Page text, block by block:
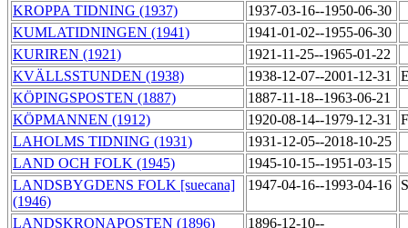
KROPPA TIDNING (1937)
1937-03-16--1950-06-30
KUMLATIDNINGEN (1941)
1941-01-02--1955-06-30
KURIREN (1921)
1921-11-25--1965-01-22
KVÄLLSSTUNDEN (1938)
1938-12-07--2001-12-31
KÖPINGSPOSTEN (1887)
1887-11-18--1963-06-21
KÖPMANNEN (1912)
1920-08-14--1979-12-31
LAHOLMS TIDNING (1931)
1931-12-05--2018-10-25
LAND OCH FOLK (1945)
1945-10-15--1951-03-15
LANDSBYGDENS FOLK [suecana]
(1946)
1947-04-16--1993-04-16
LANDSKRONAPOSTEN (1896)
1896-12-10--